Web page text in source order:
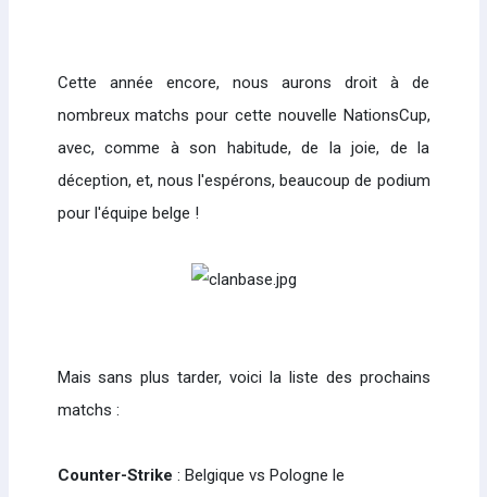
Cette année encore, nous aurons droit à de
nombreux matchs pour cette nouvelle NationsCup,
avec, comme à son habitude, de la joie, de la
déception, et, nous l'espérons, beaucoup de podium
pour l'équipe belge !
Mais sans plus tarder, voici la liste des prochains
matchs :
Counter-Strike : Belgique vs Pologne le